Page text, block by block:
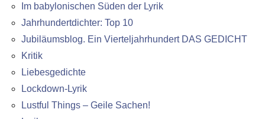
Im babylonischen Süden der Lyrik
Jahrhundertdichter: Top 10
Jubiläumsblog. Ein Vierteljahrhundert DAS GEDICHT
Kritik
Liebesgedichte
Lockdown-Lyrik
Lustful Things – Geile Sachen!